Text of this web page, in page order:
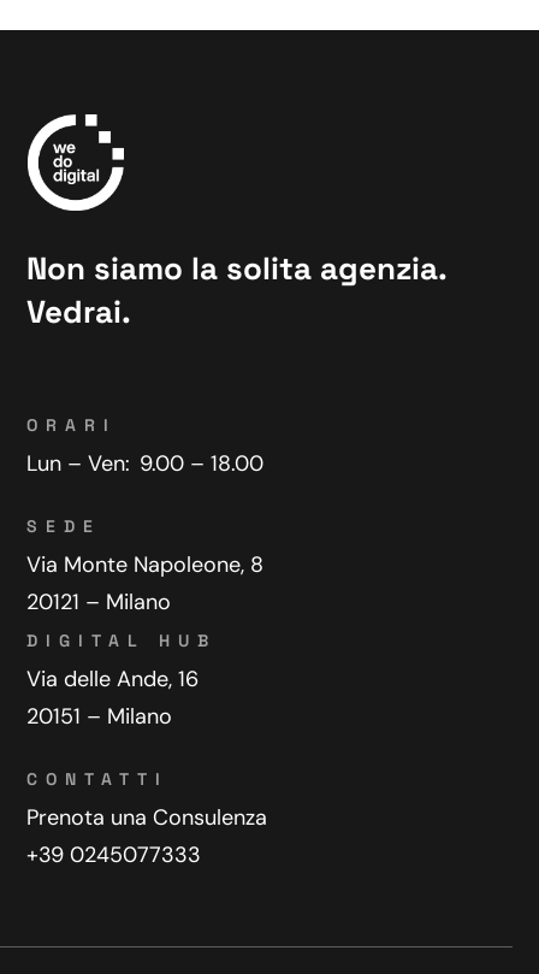
Non siamo la solita agenzia.
Vedrai.
ORARI
Lun – Ven: 9.00 – 18.00
SEDE
Via Monte Napoleone, 8
20121 – Milano
DIGITAL HUB
Via delle Ande, 16
20151 – Milano
CONTATTI
Prenota una Consulenza
+39 0245077333